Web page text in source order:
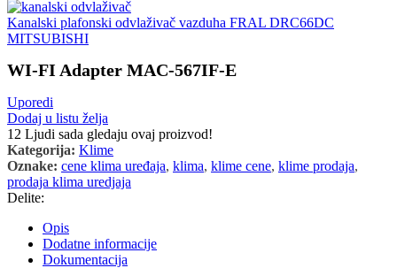
Kanalski plafonski odvlaživač vazduha FRAL DRC66DC
MITSUBISHI
WI-FI Adapter MAC-567IF-E
Uporedi
Dodaj u listu želja
12 Ljudi sada gledaju ovaj proizvod!
Kategorija: Klime
Oznake: cene klima uređaja, klima, klime cene, klime prodaja,
prodaja klima uredjaja
Delite:
Opis
Dodatne informacije
Dokumentacija